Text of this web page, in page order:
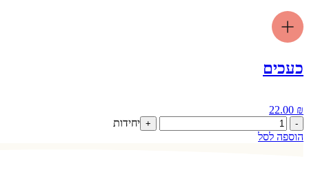
כעכים
22.00 ₪
-
כמות
של
+ יחידות
הוספה לסל